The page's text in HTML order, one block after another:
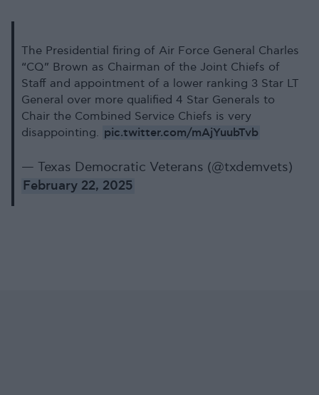
The Presidential firing of Air Force General Charles
“CQ” Brown as Chairman of the Joint Chiefs of
Staff and appointment of a lower ranking 3 Star LT
General over more qualified 4 Star Generals to
Chair the Combined Service Chiefs is very
disappointing. pic.twitter.com/mAjYuubTvb
— Texas Democratic Veterans (@txdemvets)
February 22, 2025